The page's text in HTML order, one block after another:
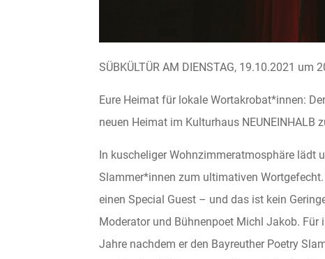
SÜBKÜLTÜR AM DIENSTAG, 19.10.2021 um
Eure Heimat für lokale Wortakrobat*innen:
neuen Heimat im Kulturhaus NEUNEINHALB
In kuscheliger Wohnzimmeratmosphäre lädt
Slammer*innen zum ultimativen
einen Special Guest – und das ist kein
Moderator und Bühnenpoet Michl Jakob.
Jahre nachdem er den Bayreuther Poetry